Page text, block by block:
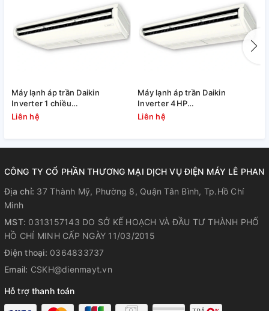
Máy lạnh áp trần Daikin
Inverter 1 chiều
FHFC125EV1/RZFC125EY1
Liên hệ
Máy lạnh áp trần Daikin
Inverter 4HP
FHFC100EV1/RZFC100EY1
Liên hệ
CÔNG TY CỔ PHẦN THƯƠNG MẠI DỊCH VỤ ĐIỆN MÁY LÊ PHAN
Địa chỉ: 37 Thành Mỹ, Phường 8, Quận Tân Bình, Tp.Hồ Chí
Minh
MST: 0313157143 DO SỞ KẾ HOẠCH VÀ ĐẦU TƯ THÀNH PHỐ
HỒ CHÍ MINH CẤP NGÀY 11/03/2015
Điện thoại: 0364833737
Email: CSKH@dienmayt.vn
Hỗ trợ thanh toán